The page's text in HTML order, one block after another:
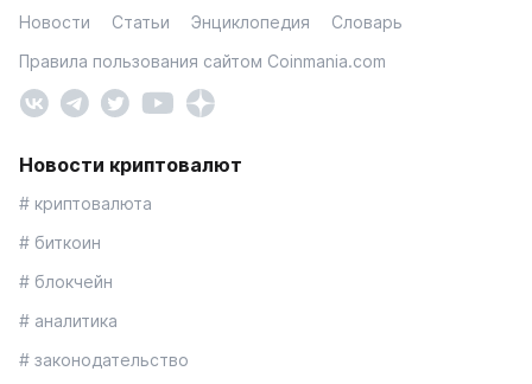
Новости Статьи Энциклопедия
Словарь
Правила пользования сайтом Coinmania.com
Новости криптовалют
# криптовалюта
# биткоин
# блокчейн
# аналитика
# законодательство